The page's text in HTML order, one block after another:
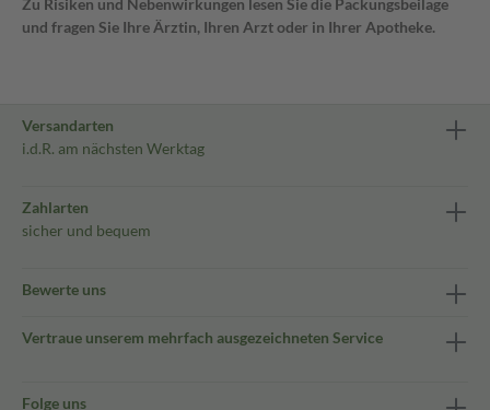
Zu Risiken und Nebenwirkungen lesen Sie die Packungsbeilage
und fragen Sie Ihre Ärztin, Ihren Arzt oder in Ihrer Apotheke.
Versandarten
i.d.R. am nächsten Werktag
Zahlarten
sicher und bequem
Bewerte uns
Vertraue unserem mehrfach ausgezeichneten Service
Folge uns